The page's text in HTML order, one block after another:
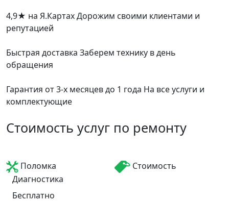
4,9★ на Я.КартахДорожим своими клиентами и
репутацией
Быстрая доставка Заберем технику в день
обращения
Гарантия от 3-х месяцев до 1 года На все услуги и
комплектующие
Стоимость услуг по ремонту
Поломка
Стоимость
Диагностика
Бесплатно